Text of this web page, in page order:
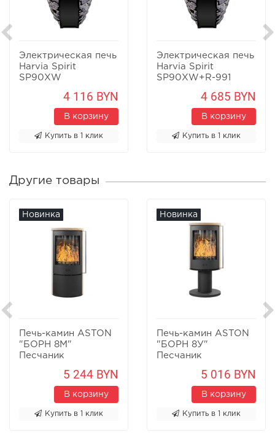
Электрическая печь
Harvia Spirit
SP90XW
4 116 BYN
В корзину
Купить в 1 клик
Электрическая печь
Harvia Spirit
SP90XW+R-991
4 685 BYN
В корзину
Купить в 1 клик
Другие товары
Новинка
Печь-камин ASTON
"БОРН 8М"
Песчаник
5 244 BYN
В корзину
Купить в 1 клик
Новинка
Печь-камин ASTON
"БОРН 8У"
Песчаник
5 016 BYN
В корзину
Купить в 1 клик